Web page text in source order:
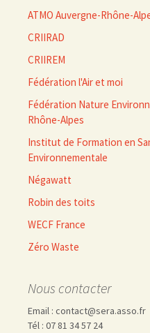
ATMO Auvergne-Rhône-
CRIIRAD
CRIIREM
Fédération l'Air et moi
Fédération Nature
Rhône-Alpes
Institut de Formation en
Environnementale
Négawatt
Robin des toits
WECF France
Zéro Waste
Nous contacter
Email : contact@sera.asso.fr
Tél : 07 81 34 57 24